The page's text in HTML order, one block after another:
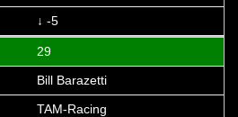
↓ -5
29
Bill Barazetti
TAM-Racing